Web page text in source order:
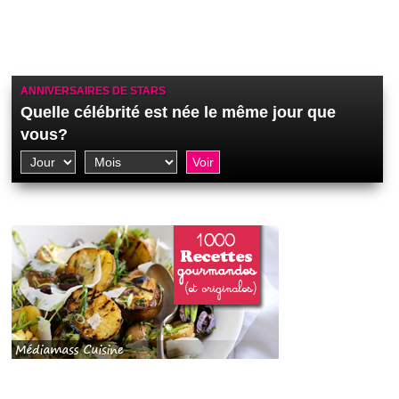
ANNIVERSAIRES DE STARS
Quelle célébrité est née le même jour que
vous?